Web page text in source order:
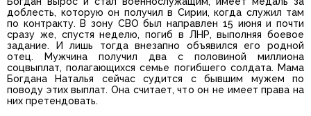
доблесть, которую он получил в Сирии, когда служил там
по контракту. В зону СВО был направлен 15 июня и почти
сразу же, спустя неделю, погиб в ЛНР, выполняя боевое
задание. И лишь тогда внезапно объявился его родной
отец. Мужчина получил два с половиной миллиона
соцвыплат, полагающихся семье погибшего солдата. Мама
Богдана Наталья сейчас судится с бывшим мужем по
поводу этих выплат. Она считает, что он не имеет права на
них претендовать.